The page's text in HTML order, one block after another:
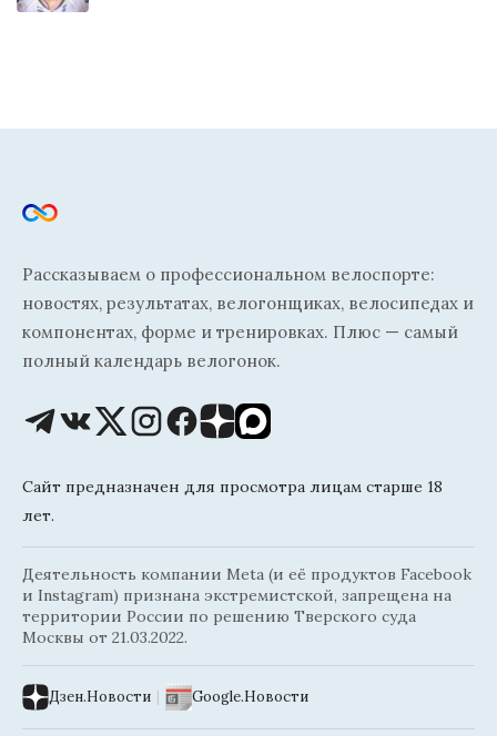
Рассказываем о профессиональном велоспорте:
новостях, результатах, велогонщиках, велосипедах и
компонентах, форме и тренировках. Плюс — самый
полный календарь велогонок.
Сайт предназначен для просмотра лицам старше 18
лет.
Деятельность компании Meta (и её продуктов Facebook
и Instagram) признана экстремистской, запрещена на
территории России по решению Тверского суда
Москвы от 21.03.2022.
Дзен.Новости | Google.Новости